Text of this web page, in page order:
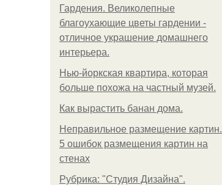
Гардения. Великолепные
благоухающие цветы гардении -
отличное украшение домашнего
интерьера.
Нью-йоркская квартира, которая
больше похожа на частный музей.
Как вырастить банан дома.
Неправильное размещение картин.
5 ошибок размещения картин на
стенах
Рубрика: "Студия Дизайна".